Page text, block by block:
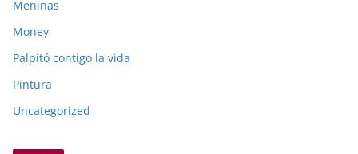
Meninas
Money
Palpitó contigo la vida
Pintura
Uncategorized